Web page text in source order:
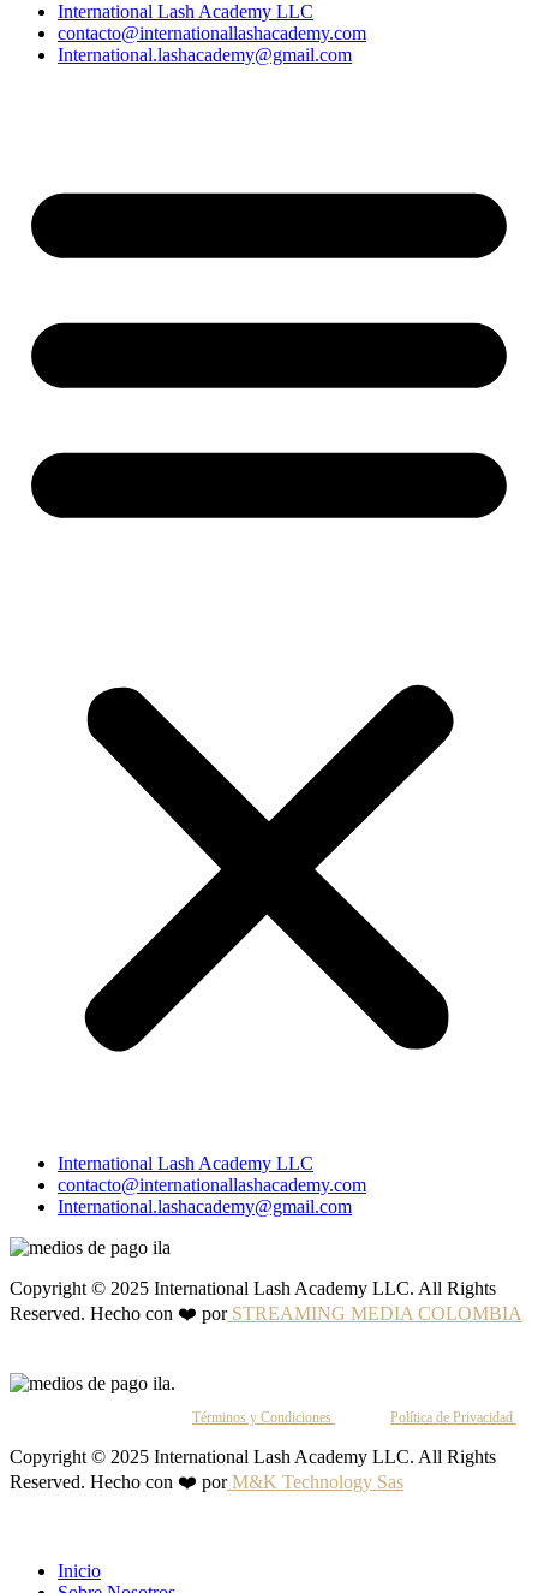
International Lash Academy LLC
contacto@internationallashacademy.com
International.lashacademy@gmail.com
International Lash Academy LLC
contacto@internationallashacademy.com
International.lashacademy@gmail.com
Copyright © 2025 International Lash Academy LLC. All Rights
Reserved. Hecho con ❤️ porSTREAMING MEDIA COLOMBIA
Términos y Condiciones Política de Privacidad
Copyright © 2025 International Lash Academy LLC. All Rights
Reserved. Hecho con ❤️ porM&K Technology Sas
Inicio